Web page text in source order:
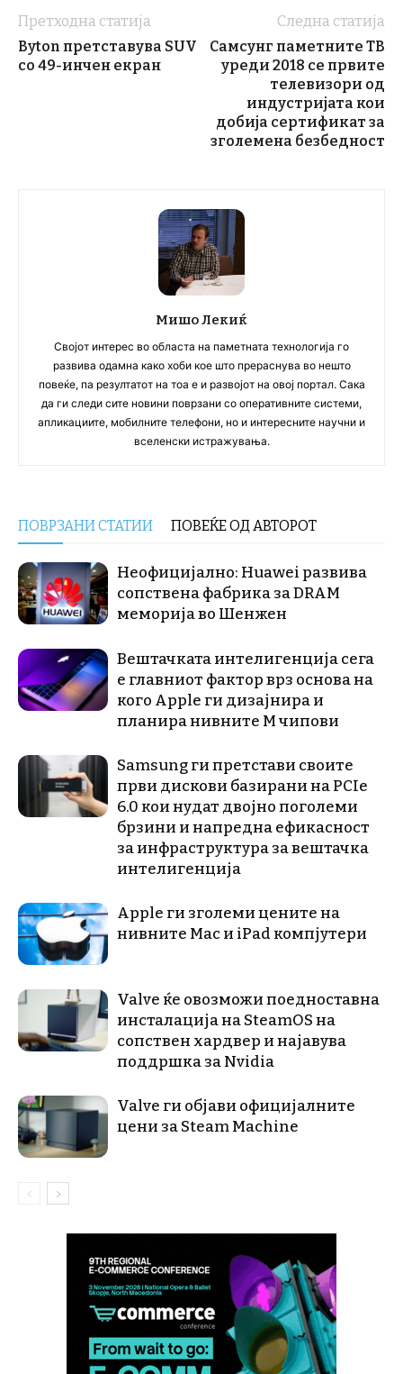
Претходна статија
Byton претставува SUV
со 49-инчен екран
Следна статија
Самсунг паметните ТВ
уреди 2018 се првите
телевизори од
индустријата кои
добија сертификат за
зголемена безбедност
Мишо Лекиќ
Својот интерес во областа на паметната технологија го
развива одамна како хоби кое што прераснува во нешто
повеќе, па резултатот на тоа е и развојот на овој портал. Сака
да ги следи сите новини поврзани со оперативните системи,
апликациите, мобилните телефони, но и интересните научни и
вселенски истражувања.
ПОВРЗАНИ СТАТИИ ПОВЕЌЕ ОД АВТОРОТ
Неофицијално: Huawei развива
сопствена фабрика за DRAM
меморија во Шенжен
Вештачката интелигенција сега
е главниот фактор врз основа на
кого Apple ги дизајнира и
планира нивните М чипови
Samsung ги претстави своите
први дискови базирани на PCIe
6.0 кои нудат двојно поголеми
брзини и напредна ефикасност
за инфраструктура за вештачка
интелигенција
Apple ги зголеми цените на
нивните Mac и iPad компјутери
Valve ќе овозможи поедноставна
инсталација на SteamOS на
сопствен хардвер и најавува
поддршка за Nvidia
Valve ги објави официјалните
цени за Steam Machine